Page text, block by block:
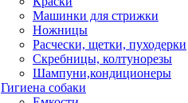
Машинки для стрижки
Ножницы
Расчески, щетки, пуходерки
Скребницы, колтунорезы
Шампуни,кондиционеры
Гигиена собаки